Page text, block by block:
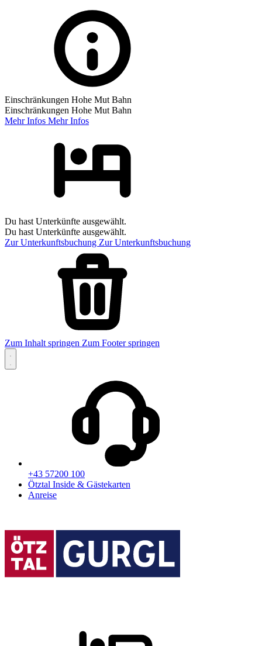
Einschränkungen Hohe Mut Bahn
Einschränkungen Hohe Mut Bahn
Mehr Infos Mehr Infos
Du hast Unterkünfte ausgewählt.
Du hast Unterkünfte ausgewählt.
Zur Unterkunftsbuchung Zur Unterkunftsbuchung
Zum Inhalt springen Zum Footer springen
+43 57200 100
Ötztal Inside & Gästekarten
Anreise